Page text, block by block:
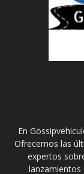
En
Ofrecemos las
expertos
lanzamientos